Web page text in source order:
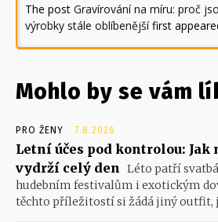
The post Gravírování na míru: proč
výrobky stále oblíbenějšífirst
Mohlo by se vám
PRO ŽENY 7.8.2026
Letní účes pod kontrolou:
vydrží celý den Léto patří
hudebním festivalům i exotickým
těchto příležitostí si žádá jiný outfit,